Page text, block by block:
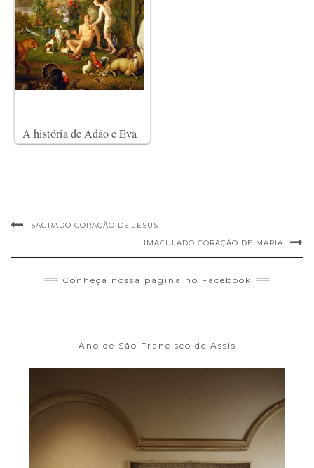
A história de Adão e Eva
SAGRADO CORAÇÃO DE JESUS
IMACULADO CORAÇÃO DE MARIA
Conheça nossa página no Facebook
Ano de São Francisco de Assis